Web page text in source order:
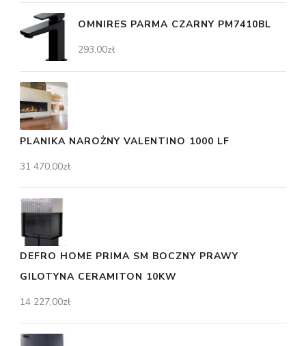
OMNIRES PARMA CZARNY PM7410BL
293,00zł
PLANIKA NAROŻNY VALENTINO 1000 LF
31 470,00zł
DEFRO HOME PRIMA SM BOCZNY PRAWY
GILOTYNA CERAMITON 10KW
14 227,00zł